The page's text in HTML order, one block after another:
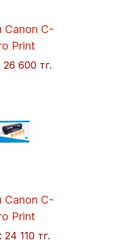
Canon C-
Print
26 600 тг.
Canon C-
Print
24 110 тг.